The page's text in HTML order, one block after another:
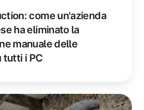
come un'azienda
ha eliminato la
manuale delle
tutti i PC